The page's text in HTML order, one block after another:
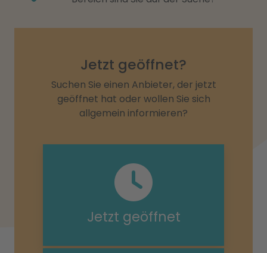
Jetzt geöffnet?
Suchen Sie einen Anbieter, der jetzt
geöffnet hat oder wollen Sie sich
allgemein informieren?
Jetzt geöffnet